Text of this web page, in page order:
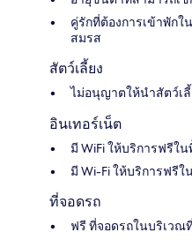
คู่รักที่ต้องการเข้าพักใ
สมรส
สัตว์เลี้ยง
ไม่อนุญาตให้นำสัตว์เลี้
อินเทอร์เน็ต
มี WiFi ให้บริการฟรีใ
มี Wi-Fi ให้บริการฟรีใ
ที่จอดรถ
ฟรี ที่จอดรถในบริเวณ